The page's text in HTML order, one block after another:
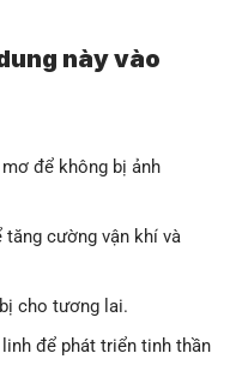
này vào
để không bị ảnh
tăng cường vận khí và
cho tương lai.
để phát triển tinh thần